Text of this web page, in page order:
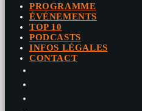
PROGRAMME
ÉVÉNEMENTS
TOP 10
PODCASTS
INFOS LÉGALES
CONTACT